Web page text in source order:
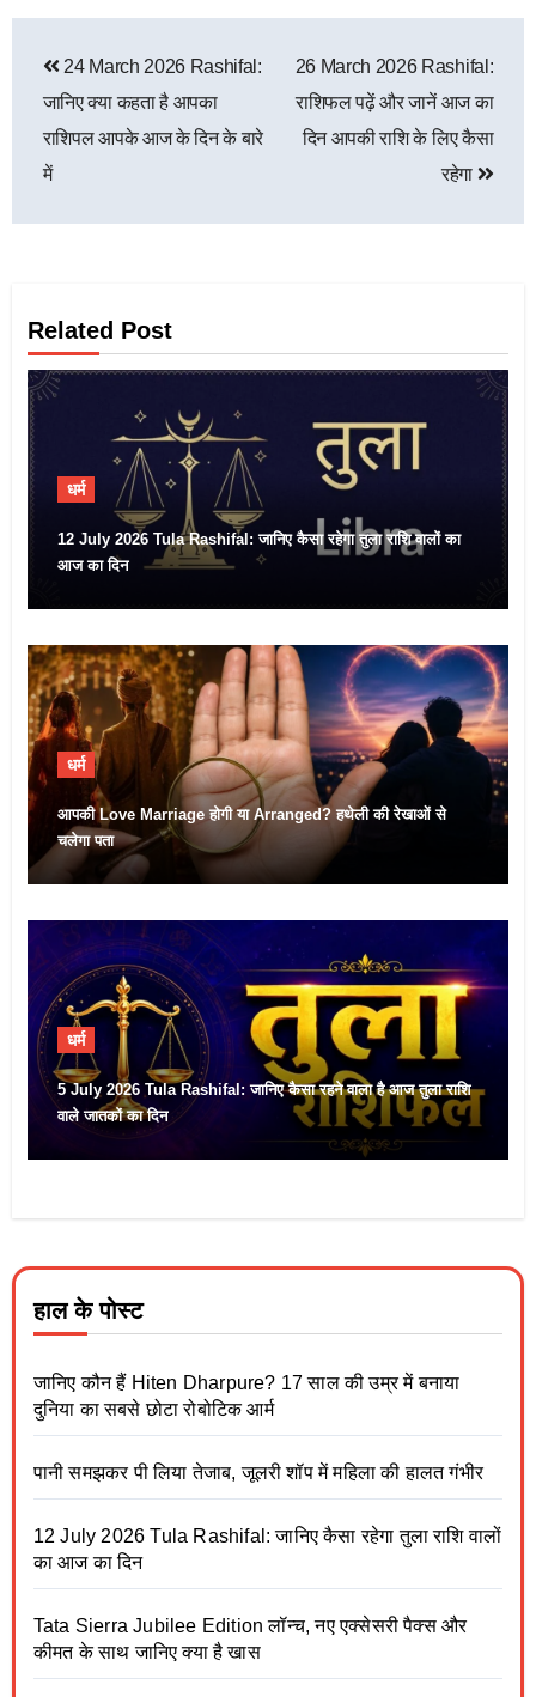
24 March 2026 Rashifal:
जानिए क्या कहता है आपका
राशिपल आपके आज के दिन के बारे
में
26 March 2026 Rashifal:
राशिफल पढ़ें और जानें आज का
दिन आपकी राशि के लिए कैसा
रहेगा
Related Post
धर्म
12 July 2026 Tula Rashifal: जानिए कैसा रहेगा तुला राशि वालों का
आज का दिन
धर्म
आपकी Love Marriage होगी या Arranged? हथेली की रेखाओं से
चलेगा पता
धर्म
5 July 2026 Tula Rashifal: जानिए कैसा रहने वाला है आज तुला राशि
वाले जातकों का दिन
हाल के पोस्ट
जानिए कौन हैं Hiten Dharpure? 17 साल की उम्र में बनाया
दुनिया का सबसे छोटा रोबोटिक आर्म
पानी समझकर पी लिया तेजाब, जूलरी शॉप में महिला की हालत गंभीर
12 July 2026 Tula Rashifal: जानिए कैसा रहेगा तुला राशि वालों
का आज का दिन
Tata Sierra Jubilee Edition लॉन्च, नए एक्सेसरी पैक्स और
कीमत के साथ जानिए क्या है खास